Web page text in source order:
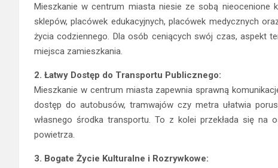
Mieszkanie w centrum miasta niesie ze sobą
sklepów, placówek edukacyjnych, placówek medycznych
życia codziennego. Dla osób ceniących swój czas, aspekt
miejsca zamieszkania.
2. Łatwy Dostęp do Transportu Publicznego:
Mieszkanie w centrum miasta zapewnia sprawną
dostęp do autobusów, tramwajów czy metra ułatwia
własnego środka transportu. To z kolei przekłada się na
powietrza.
3. Bogate Życie Kulturalne i Rozrywkowe: